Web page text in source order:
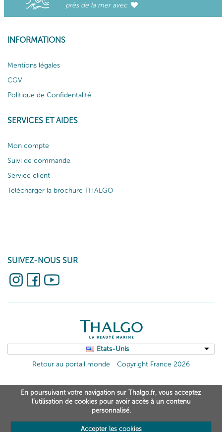
près de la mer avec
INFORMATIONS
Mentions légales
CGV
Politique de Confidentalité
SERVICES ET AIDES
Mon compte
Suivi de commande
Service client
Télécharger la brochure THALGO
SUIVEZ-NOUS SUR
Etats-Unis
Retour au portail monde
Copyright France 2026
En poursuivant votre navigation sur Thalgo.fr, vous acceptez
l’utilisation de cookies pour avoir accès à un contenu
personnalisé.
Accepter les cookies